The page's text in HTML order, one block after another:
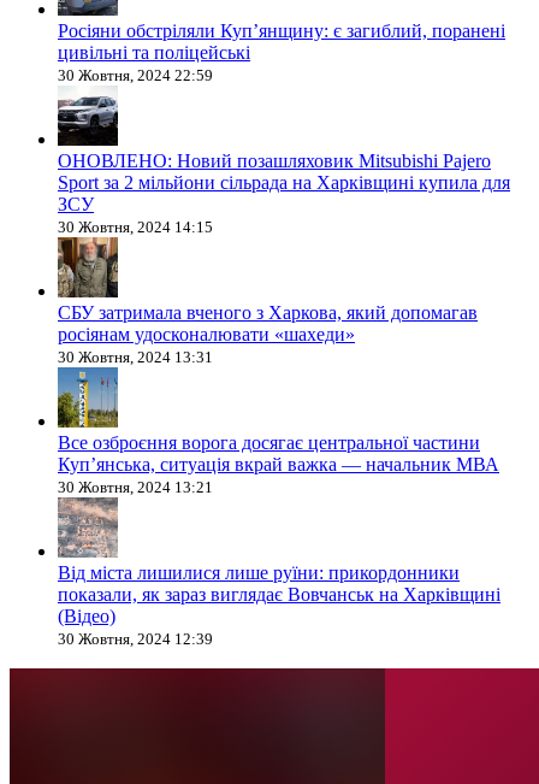
Росіяни обстріляли Купʼянщину: є загиблий, поранені
цивільні та поліцейські
30 Жовтня, 2024 22:59
ОНОВЛЕНО: Новий позашляховик Mitsubishi Pajero
Sport за 2 мільйони сільрада на Харківщині купила для
ЗСУ
30 Жовтня, 2024 14:15
СБУ затримала вченого з Харкова, який допомагав
росіянам удосконалювати «шахеди»
30 Жовтня, 2024 13:31
Все озброєння ворога досягає центральної частини
Куп’янська, ситуація вкрай важка — начальник МВА
30 Жовтня, 2024 13:21
Від міста лишилися лише руїни: прикордонники
показали, як зараз виглядає Вовчанськ на Харківщині
(Відео)
30 Жовтня, 2024 12:39